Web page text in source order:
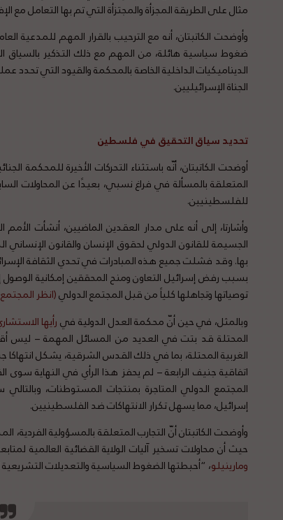
مثال على الطريقة المجزأة والمجتزأة التي تم بها التعامل مع
وأوضحت الكاتبتان، أنه مع الترحيب بالقرار المهم
ضغوط سياسية هائلة، من المهم مع ذلك التذكير بالسياق
الديناميكيات الداخلية الخاصة بالمحكمة والقيود التي
الجناة الإسرائيليين.
تحديد سياق التحقيق في فلسطين
أوضحت الكاتبتان، أنّه باستثناء التحركات الأخيرة
المتعلقة بالمسألة في فراغ نسبي، بعيدًا عن المحاولات
للفلسطينيين.
وأشارتا، إلى أنه على مدار العقدين الماضيين، أنشأت
الجسيمة للقانون الدولي لحقوق الإنسان والقانون
بها. وقد فشلت جميع هذه المبادرات في تحدي الثقافة
بسبب رفض إسرائيل التعاون ومنح المحققين إمكانية
توصياتها وتجاهلها كلياً من قبل المجتمع الدولي(انظرالمجتمع
وبالمثل، في حين أنّ محكمة العدل الدولية فيرأيها
المحتلة قد بتت في العديد من المسائل المهمة – ليس
اتفاقية جنيف الرابعة – لم يحفز هذا الرأي في النهاية سوى
المجتمع الدولي المتاجرة بمنتجات المستوطنات،
إسرائيل، مما يسهل تكرار الانتهاكات ضد الفلسطينيين.
وأوضحت الكاتبتان أنّ التجارب المتعلقة بالمسؤولية
حيث أن محاولات تسخير آليات الولاية القضائية العالمية
ومارينيلو، “أحبطتها الضغوط السياسية والتعديلات